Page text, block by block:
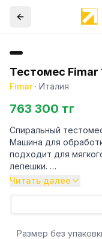
Тестомес Fimar
Fimar· Италия
763 300 тг
Спиральный
Машина для
подходит для
лепешки.
Конструкция
спираль и
Читать далее
Размер без